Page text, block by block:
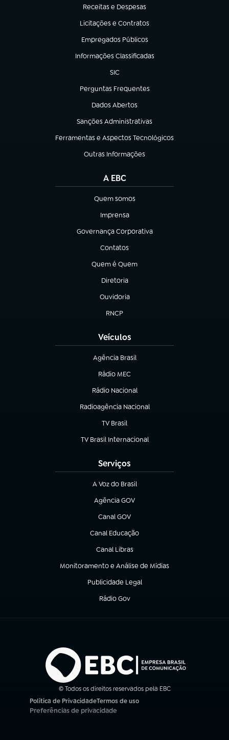
Receitas e Despesas
(abre em nova aba)
Licitações e Contratos
(abre em nova aba)
Empregados Públicos
(abre em nova aba)
Informações Classificadas
(abre em nova aba)
SIC
(abre em nova aba)
Perguntas Frequentes
(abre em nova aba)
Dados Abertos
(abre em nova aba)
Sanções Administrativas
(abre em nova aba)
Ferramentas e Aspectos Tecnológicos
(abre em nova aba)
Outras Informações
(abre em nova aba)
A EBC
Quem somos
(abre em nova aba)
Imprensa
(abre em nova aba)
Governança Corporativa
(abre em nova aba)
Contatos
(abre em nova aba)
Quem é Quem
(abre em nova aba)
Diretoria
(abre em nova aba)
Ouvidoria
(abre em nova aba)
RNCP
(abre em nova aba)
Veículos
Agência Brasil
(abre em nova aba)
Rádio MEC
Rádio Nacional
(abre em nova aba)
Radioagência Nacional
(abre em nova aba)
TV Brasil
(abre em nova aba)
TV Brasil Internacional
(abre em nova aba)
Serviços
A Voz do Brasil
(abre em nova aba)
Agência GOV
(abre em nova aba)
Canal GOV
(abre em nova aba)
Canal Educação
(abre em nova aba)
Canal Libras
(abre em nova aba)
Monitoramento e Análise de Mídias
(abre em nova aba)
Publicidade Legal
(abre em nova aba)
Rádio Gov
(abre em nova aba)
© Todos os direitos reservados pela EBC
Política de Privacidade
(abre em nova aba)
Termos de uso
(abre em nova aba)
Preferências de privacidade